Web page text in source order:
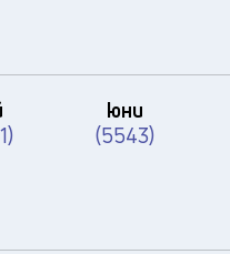
юни
(5543)